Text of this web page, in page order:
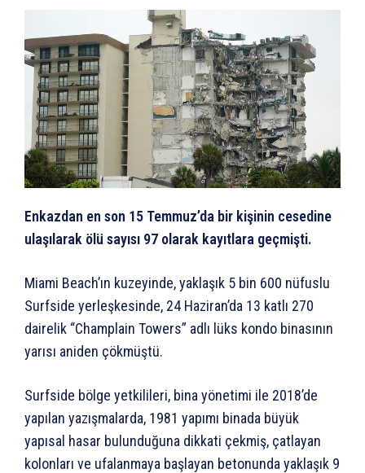
Enkazdan en son 15 Temmuz’da bir kişinin cesedine
ulaşılarak ölü sayısı 97 olarak kayıtlara geçmişti.
Miami Beach’ın kuzeyinde, yaklaşık 5 bin 600 nüfuslu
Surfside yerleşkesinde, 24 Haziran’da 13 katlı 270
dairelik “Champlain Towers” adlı lüks kondo binasının
yarısı aniden çökmüştü.
Surfside bölge yetkilileri, bina yönetimi ile 2018’de
yapılan yazışmalarda, 1981 yapımı binada büyük
yapısal hasar bulunduğuna dikkati çekmiş, çatlayan
kolonları ve ufalanmaya başlayan betonunda yaklaşık 9